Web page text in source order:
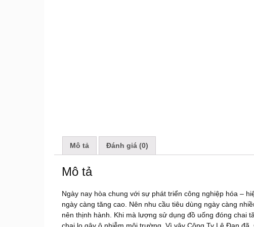
Mô tả Đánh giá (0)
Mô tả
Ngày nay hòa chung với sự phát triển công nghiệp hóa –
ngày càng tăng cao. Nên nhu cầu tiêu dùng ngày càng
nên thịnh hành. Khi mà lượng sử dụng đồ uống đóng chai
chai lọ gây ô nhiễm môi trường. Vì vậy Công Ty Lê Đan đã